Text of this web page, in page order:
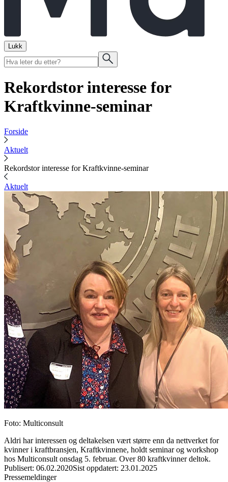
Lukk
Rekordstor interesse for
Kraftkvinne-seminar
Forside
Aktuelt
Rekordstor interesse for Kraftkvinne-seminar
Aktuelt
Foto: Multiconsult
A​ldri har interessen og deltakelsen vært større enn da nettverket for
kvinner i kraftbransjen, Kraftkvinnene, holdt seminar og workshop
hos Multiconsult onsdag 5. februar. Over 80 kraftkvinner deltok.
Publisert: 06.02.2020Sist oppdatert: 23.01.2025
Pressemeldinger